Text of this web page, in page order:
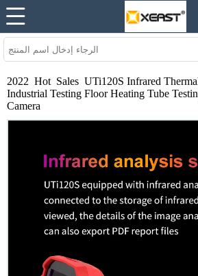
2022 Hot Sales UTi120S Infrared
Industrial Testing Floor Heating Tube
Camera